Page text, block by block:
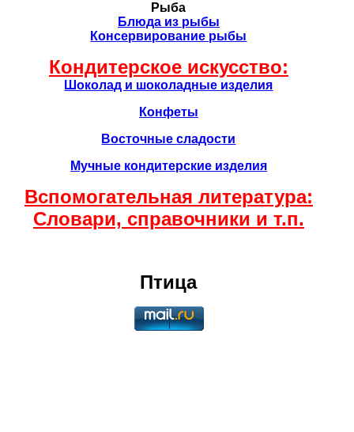
Рыба
Блюда из рыбы
Консервирование рыбы
Кондитерское искусство:
Шоколад и шоколадные изделия
Конфеты
Восточные сладости
Мучные кондитерские изделия
Вспомогательная литература:
Словари, справочники и т.п.
Птица